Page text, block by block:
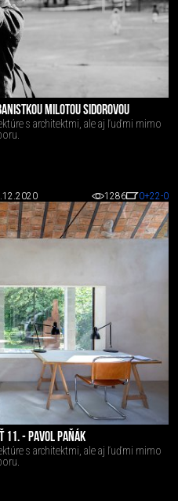
MILOTOU SIDOROVOU
s architektmi, ale aj ľuďmi mimo
1286 0+22-0
11. - PAVOL PAŇÁK
s architektmi, ale aj ľuďmi mimo